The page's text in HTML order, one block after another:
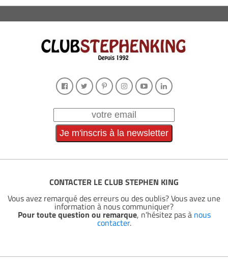
CONTACTER LE CLUB STEPHEN KING
Vous avez remarqué des erreurs ou des oublis? Vous avez une
information à nous communiquer?
Pour toute question ou remarque, n'hésitez pas à nous
contacter.